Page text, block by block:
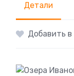
Детали
Добавить